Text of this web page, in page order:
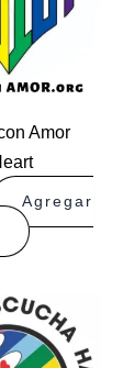
Amor
Agregar